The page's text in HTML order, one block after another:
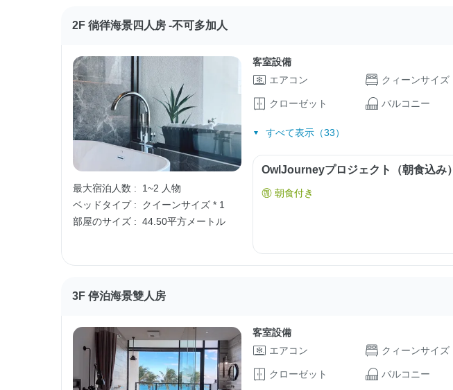
2F 徜徉海景四人房 -不可多加人
最大宿泊人数 :
1~2 人物
ベッドタイプ :
クイーンサイズ * 1
部屋のサイズ : 44.50平方メートル
客室設備
エアコン
クィーンサイズ
クローゼット バルコニー
すべて表示（33）
OwlJourneyプロジェクト（朝食込み）
朝食付き
3F 停泊海景雙人房
客室設備
エアコン
クィーンサイズ
クローゼット バルコニー